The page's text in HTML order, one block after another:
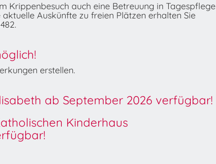
Krippenbesuch auch eine Betreuung in Tagespflege
Auskünfte zu freien Plätzen erhalten Sie
erstellen.
ab September 2026 verfügbar!
Kinderhaus